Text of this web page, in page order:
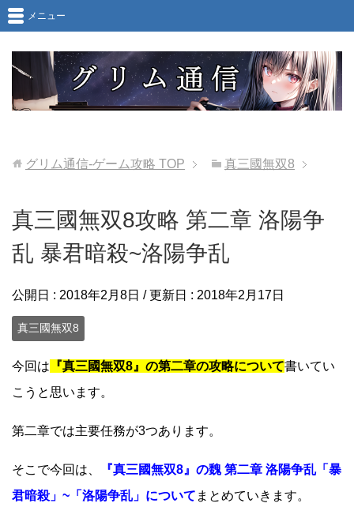
メニュー
グリム通信-ゲーム攻略 TOP 真三國無双8
真三國無双8攻略 第二章 洛陽争
乱 暴君暗殺~洛陽争乱
公開日 : 2018年2月8日 / 更新日 : 2018年2月17日
真三國無双8
今回は 『真三國無双8』の第二章の攻略について書いてい
こうと思います。
第二章では主要任務が3つあります。
そこで今回は、
『真三國無双8』の魏 第二章 洛陽争乱「暴
君暗殺」~「洛陽争乱」について まとめていきます。